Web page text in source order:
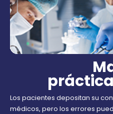
Los pacientes depositan su
médicos, pero los errores